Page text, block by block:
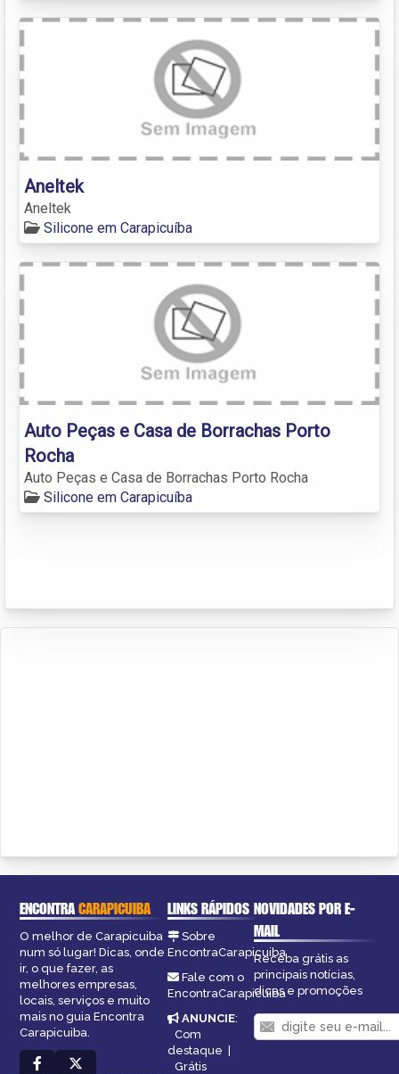
Aneltek
Aneltek
Silicone em Carapicuíba
Auto Peças e Casa de Borrachas Porto
Rocha
Auto Peças e Casa de Borrachas Porto Rocha
Silicone em Carapicuíba
ENCONTRACARAPICUIBA
O melhor de Carapicuiba
num só lugar! Dicas, onde
ir, o que fazer, as
melhores empresas,
locais, serviços e muito
mais no guia Encontra
Carapicuiba.
LINKS RÁPIDOS
Sobre
EncontraCarapicuiba
Fale com o
EncontraCarapicuiba
ANUNCIE:
Com
destaque |
Grátis
NOVIDADES POR E-
MAIL
Receba grátis as
principais notícias,
dicas e promoções